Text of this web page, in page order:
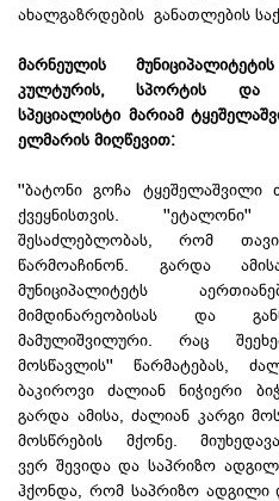
ახალგაზრდების განათლების
მარნეულის
კულტურის, სპორტის და
სპეციალისტი მარიამ
ელმარის მიღწევით:
''ბატონი გოჩა ტყეშელაშვილი
ქვეყნისთვის.
შესაძლებლობას, რომ
წარმოაჩინონ. გარდა
მუნიციპალიტეტს
მიმდინარეობისას და
მამულიშვილური. რაც
მოსწავლის'' წარმატებას,
ბაკიროვი ძალიან ნიჭიერი
გარდა ამისა, ძალიან კარგი
მოსწრების მქონე.
ვერ შევიდა და საპრიზო
ჰქონდა, რომ საპრიზო ადგილი